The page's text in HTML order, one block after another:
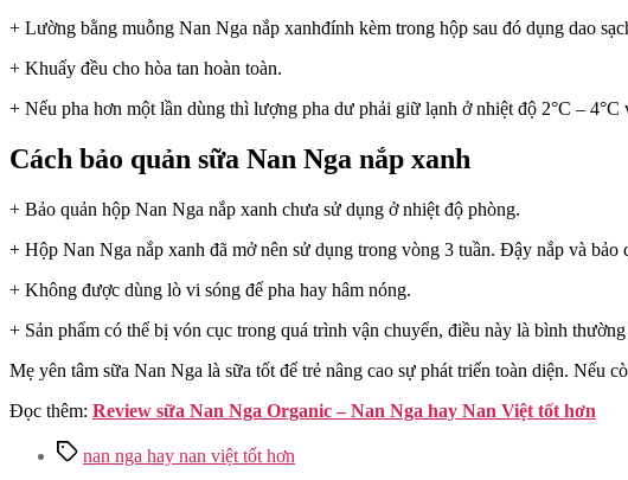
+ Lường bằng muỗng Nan Nga nắp xanhđính kèm trong hộp sau đó dụng dao
+ Khuấy đều cho hòa tan hoàn toàn.
+ Nếu pha hơn một lần dùng thì lượng pha dư phải giữ lạnh ở nhiệt độ 2°C –
Cách bảo quản sữa Nan Nga nắp xanh
+ Bảo quản hộp Nan Nga nắp xanh chưa sử dụng ở nhiệt độ phòng.
+ Hộp Nan Nga nắp xanh đã mở nên sử dụng trong vòng 3 tuần. Ðậy nắp và bảo
+ Không được dùng lò vi sóng để pha hay hâm nóng.
+ Sản phẩm có thể bị vón cục trong quá trình vận chuyển, điều này là bình
Mẹ yên tâm sữa Nan Nga là sữa tốt để trẻ nâng cao sự phát triển toàn diện. Nếu
Đọc thêm: Review sữa Nan Nga Organic – Nan Nga hay Nan Việt tốt hơn
Tagsnan nga hay nan việt tốt hơn